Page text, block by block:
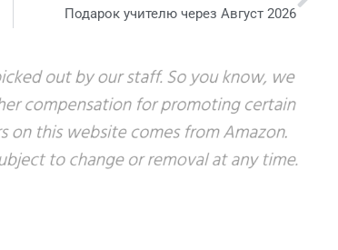
Подарок учителю через Август 2026